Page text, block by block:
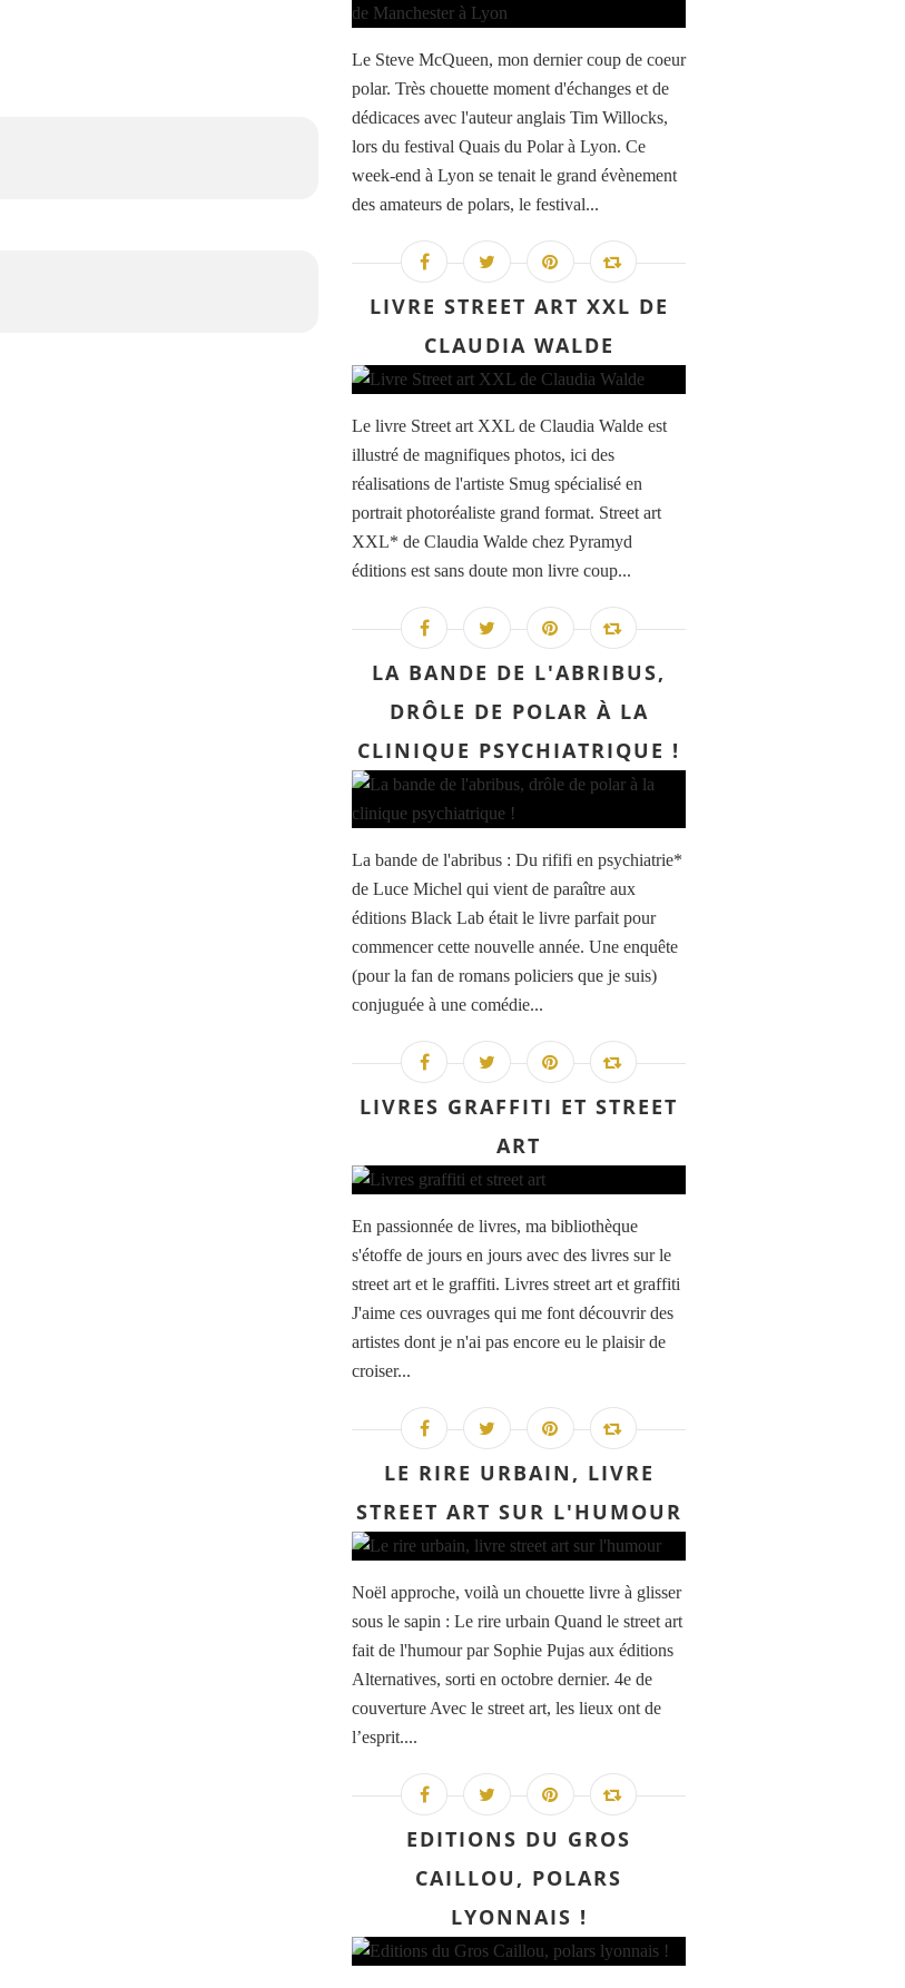
Le Steve McQueen, mon dernier coup de coeur
polar. Très chouette moment d'échanges et de
dédicaces avec l'auteur anglais Tim Willocks,
lors du festival Quais du Polar à Lyon. Ce
week-end à Lyon se tenait le grand évènement
des amateurs de polars, le festival...
LIVRE STREET ART XXL DE
CLAUDIA WALDE
Le livre Street art XXL de Claudia Walde est
illustré de magnifiques photos, ici des
réalisations de l'artiste Smug spécialisé en
portrait photoréaliste grand format. Street art
XXL* de Claudia Walde chez Pyramyd
éditions est sans doute mon livre coup...
LA BANDE DE L'ABRIBUS,
DRÔLE DE POLAR À LA
CLINIQUE PSYCHIATRIQUE !
La bande de l'abribus : Du rififi en psychiatrie*
de Luce Michel qui vient de paraître aux
éditions Black Lab était le livre parfait pour
commencer cette nouvelle année. Une enquête
(pour la fan de romans policiers que je suis)
conjuguée à une comédie...
LIVRES GRAFFITI ET STREET
ART
En passionnée de livres, ma bibliothèque
s'étoffe de jours en jours avec des livres sur le
street art et le graffiti. Livres street art et graffiti
J'aime ces ouvrages qui me font découvrir des
artistes dont je n'ai pas encore eu le plaisir de
croiser...
LE RIRE URBAIN, LIVRE
STREET ART SUR L'HUMOUR
Noël approche, voilà un chouette livre à glisser
sous le sapin : Le rire urbain Quand le street art
fait de l'humour par Sophie Pujas aux éditions
Alternatives, sorti en octobre dernier. 4e de
couverture Avec le street art, les lieux ont de
l’esprit....
EDITIONS DU GROS
CAILLOU, POLARS
LYONNAIS !